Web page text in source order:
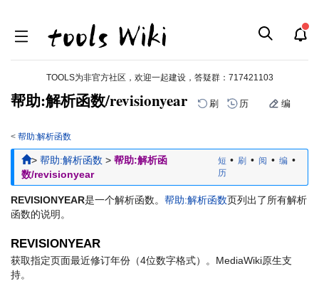
TOOLS为非官方社区，欢迎一起建设，答疑群： 717421103
帮助:解析函数/revisionyear 刷 历 编
< 帮助:解析函数
跳
跳
> 帮助:解析函数 > 帮助:解析函
数/revisionyear
短 • 刷 • 阅 • 编 •
历
REVISIONYEAR是一个解析函数。 帮助:解析函数页列出了所有解析
函数的说明。
REVISIONYEAR
获取指定页面最近修订年份（4位数字格式）。MediaWiki原生支
持。